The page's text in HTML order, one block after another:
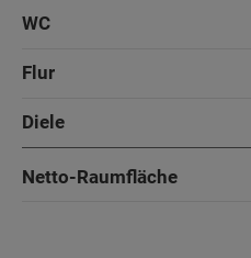
WC
Flur
Diele
Netto-Raumfläche